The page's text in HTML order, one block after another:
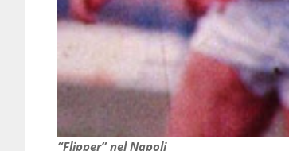
“Flipper” nel Napoli